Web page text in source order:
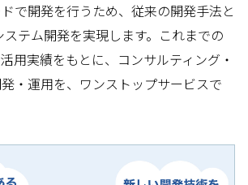
で開発を行うため、従来の開発手法と
テム開発を実現します。これまでの
用実績をもとに、コンサルティング・
・運用を、ワンストップサービスで